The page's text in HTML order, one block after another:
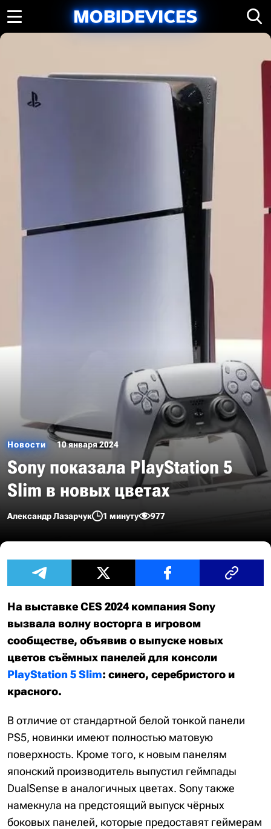
Новости 10 января 2024
Sony показала PlayStation 5
Slim в новых цветах
Александр Лазарчук 1 минуту 977
На выставке CES 2024 компания Sony
вызвала волну восторга в игровом
сообществе, объявив о выпуске новых
цветов съёмных панелей для консоли
PlayStation 5 Slim: синего, серебристого и
красного.
В отличие от стандартной белой тонкой панели
PS5, новинки имеют полностью матовую
поверхность. Кроме того, к новым панелям
японский производитель выпустил геймпады
DualSense в аналогичных цветах. Sony также
намекнула на предстоящий выпуск чёрных
боковых панелей, которые предоставят геймерам